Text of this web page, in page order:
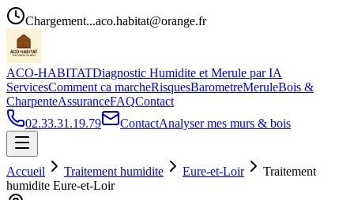
Chargement...aco.habitat@orange.fr
ACO-HABITATDiagnostic Humidite et Merule par IA
ServicesComment ca marcheRisquesBarometreMeruleBois &
CharpenteAssuranceFAQContact
02.33.31.19.79
ContactAnalyser mes murs & bois
Accueil Traitement humidite Eure-et-Loir
Traitement
humidite Eure-et-Loir